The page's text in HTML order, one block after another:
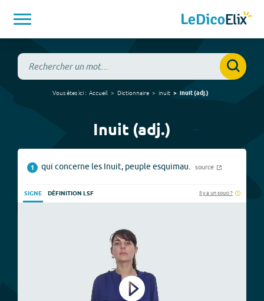
Vous êtes ici : Accueil Dictionnaire inuit inuit(adj.)
Inuit (adj.)
1 qui concerne les Inuit, peuple esquimau. source
SIGNE DÉFINITION LSF Il y a un souci ?
Play